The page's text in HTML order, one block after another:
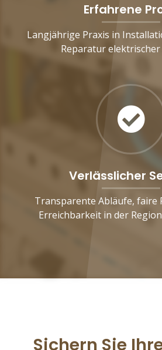
Erfahrene
Langjährige Praxis in
Reparatur elektrischer
Verlässlicher
Transparente Abläufe, faire
Erreichbarkeit in der
Sichern Sie